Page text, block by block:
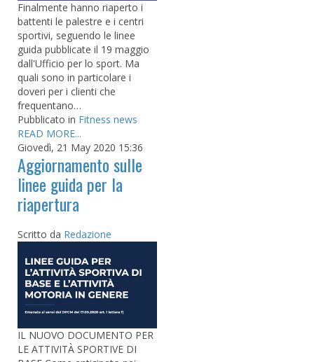
Finalmente hanno riaperto i
battenti le palestre e i centri
sportivi, seguendo le linee
guida pubblicate il 19 maggio
dall'Ufficio per lo sport. Ma
quali sono in particolare i
doveri per i clienti che
frequentano…
Pubblicato in Fitness news
READ MORE...
Giovedì, 21 May 2020 15:36
Aggiornamento sulle
linee guida per la
riapertura
Scritto da Redazione
IL NUOVO DOCUMENTO PER
LE ATTIVITÀ SPORTIVE DI